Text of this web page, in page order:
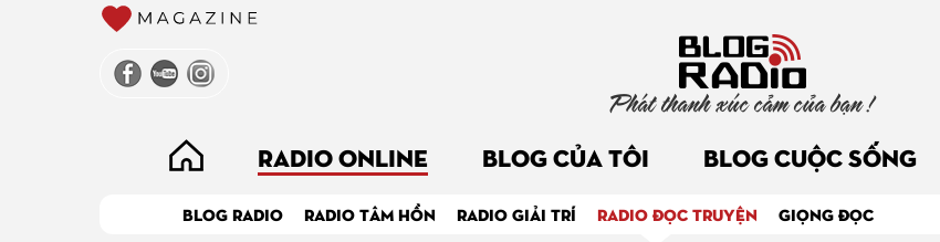
Phát thanh xúc cảm của bạn !
RADIO ONLINE BLOG CỦA TÔI BLOG CUỘC SỐNG
BLOG RADIO RADIO TÂM HỒN RADIO GIẢI TRÍ RADIO ĐỌC TRUYỆN GIỌNG ĐỌC